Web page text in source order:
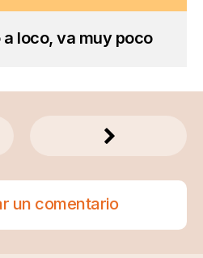
a loco, va muy poco
un comentario